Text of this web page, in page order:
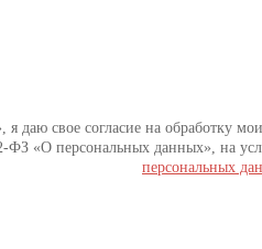
даю свое согласие на обработку
ФЗ «О персональных данных», на
персональных